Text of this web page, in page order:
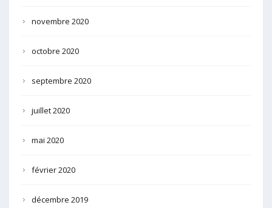
novembre 2020
octobre 2020
septembre 2020
juillet 2020
mai 2020
février 2020
décembre 2019